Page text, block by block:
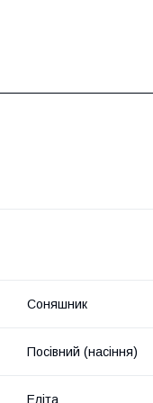
Соняшник
Посівний (насіння)
Еліта